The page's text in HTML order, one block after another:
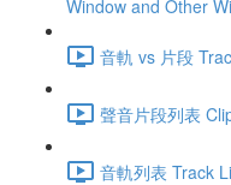
Window and Other
音軌 vs 片段
聲音片段列表
音軌列表 Track